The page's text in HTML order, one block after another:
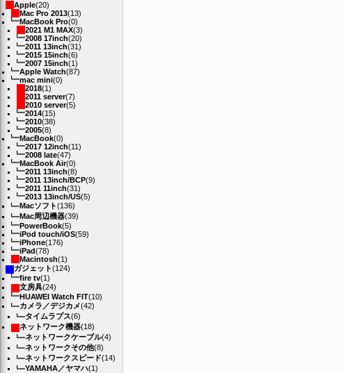
Apple(20)
Mac Pro 2013(13)
MacBook Pro(0)
2021 M1 MAX(3)
2008 17inch(20)
2011 13inch(31)
2015 15inch(6)
2007 15inch(1)
Apple Watch(87)
mac mini(0)
2018(1)
2011 server(7)
2010 server(5)
2014(15)
2010(38)
2005(8)
MacBook(0)
2017 12inch(11)
2008 late(47)
MacBook Air(0)
2011 13inch(8)
2011 13inch/BCP(9)
2011 11inch(31)
2013 13inch/US(5)
Macソフト(136)
Mac周辺機器(39)
PowerBook(5)
iPod touch/iOS(59)
iPhone(176)
iPad(78)
Macintosh(1)
ガジェット(124)
fire tv(1)
文房具(24)
HUAWEI Watch FIT(10)
カメラ／デジカメ(42)
タイムラプス(6)
ネットワーク機器(18)
ネットワークケーブル(4)
ネットワークその他(8)
ネットワークスピード(14)
YAMAHA／ヤマハ(1)